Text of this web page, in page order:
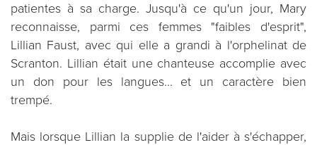
patientes à sa charge. Jusqu'à ce qu'un jour, Mary
reconnaisse, parmi ces femmes "faibles d'esprit",
Lillian Faust, avec qui elle a grandi à l'orphelinat de
Scranton. Lillian était une chanteuse accomplie avec
un don pour les langues... et un caractère bien
trempé.
Mais lorsque Lillian la supplie de l'aider à s'échapper,